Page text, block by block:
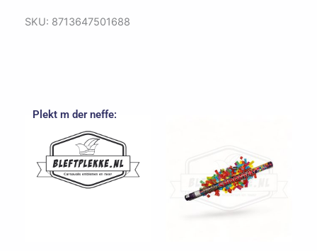
SKU: 8713647501688
Plekt m der neffe:
product
heeft
meerdere
variaties.